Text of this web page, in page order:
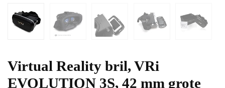
Virtual Reality bril, VRi
EVOLUTION 3S, 42 mm grote